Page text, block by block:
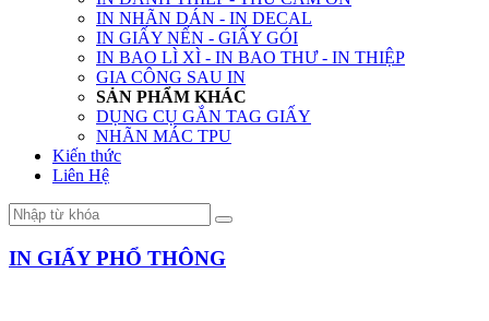
IN NHÃN DÁN - IN DECAL
IN GIẤY NẾN - GIẤY GÓI
IN BAO LÌ XÌ - IN BAO THƯ - IN THIỆP
GIA CÔNG SAU IN
SẢN PHẨM KHÁC
DỤNG CỤ GẮN TAG GIẤY
NHÃN MÁC TPU
Kiến thức
Liên Hệ
IN GIẤY PHỔ THÔNG